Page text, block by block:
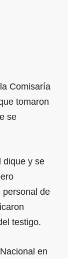
Comisaría
tomaron
se
dique y se
personal de
testigo.
en